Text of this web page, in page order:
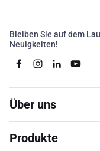
Bleiben Sie auf dem
Neuigkeiten!
Über uns
Produkte